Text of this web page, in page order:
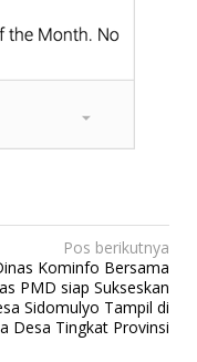
Pos berikutnya
Kominfo Bersama
PMD siap Sukseskan
Sidomulyo Tampil di
Desa Tingkat Provinsi